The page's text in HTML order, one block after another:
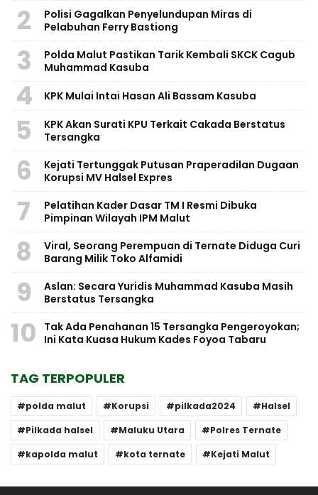
2
Polisi Gagalkan Penyelundupan Miras di
Pelabuhan Ferry Bastiong
3
Polda Malut Pastikan Tarik Kembali SKCK Cagub
Muhammad Kasuba
4 KPK Mulai Intai Hasan Ali Bassam Kasuba
5
KPK Akan Surati KPU Terkait Cakada Berstatus
Tersangka
6
Kejati Tertunggak Putusan Praperadilan Dugaan
Korupsi MV Halsel Expres
7
Pelatihan Kader Dasar TM I Resmi Dibuka
Pimpinan Wilayah IPM Malut
8
Viral, Seorang Perempuan di Ternate Diduga Curi
Barang Milik Toko Alfamidi
9
Aslan: Secara Yuridis Muhammad Kasuba Masih
Berstatus Tersangka
10
Tak Ada Penahanan 15 Tersangka Pengeroyokan;
Ini Kata Kuasa Hukum Kades Foyoa Tabaru
TAG TERPOPULER
polda malut Korupsi pilkada2024
Halsel
Pilkada halsel
Maluku Utara
Polres Ternate
kapolda malut
kota ternate Kejati Malut